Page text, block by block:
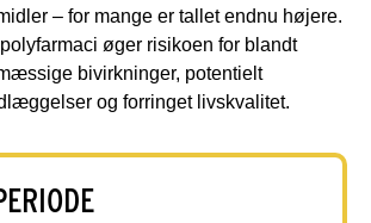
– for mange er tallet endnu højere.
øger risikoen for blandt
bivirkninger, potentielt
og forringet livskvalitet.